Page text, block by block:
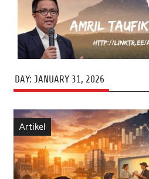
DAY: JANUARY 31, 2026
Artikel